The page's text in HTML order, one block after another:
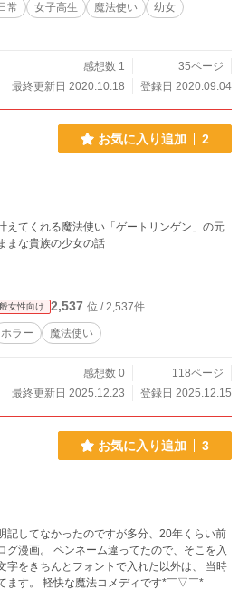
常 女子高生 魔法使い
幼女
感想数 1
35ページ
最終更新日 2020.10.18
登録日 2020.09.04
お気に入り追加 2
えてくれる魔法使い「ゲートリンゲン」の元
まな貴族の少女の話
女性向け 2,537 位 / 2,537件
ホラー 魔法使い
感想数 0
118ページ
最終更新日 2025.12.23
登録日 2025.12.15
お気に入り追加 3
記してなかったのですが多分、20年くらい前
グ漫画。 ペンネーム違ってたので、そこを入
字をきちんとフォントで入れた以外は、 当時
ます。 軽快な魔法コメディです*￣▽￣*